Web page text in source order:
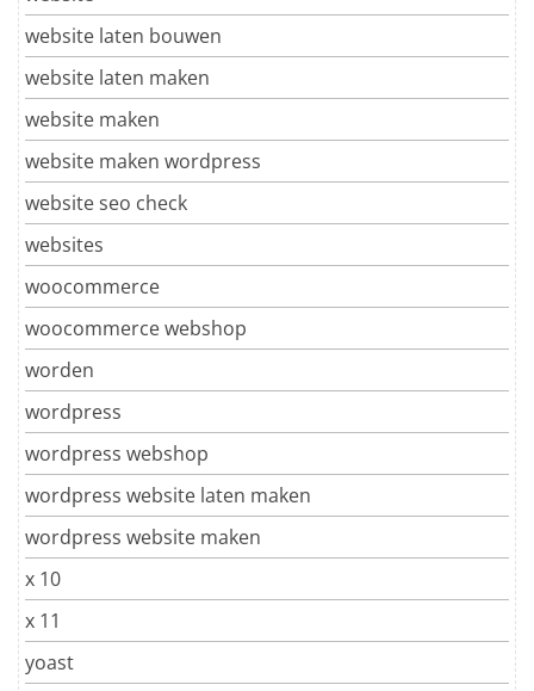
website laten bouwen
website laten maken
website maken
website maken wordpress
website seo check
websites
woocommerce
woocommerce webshop
worden
wordpress
wordpress webshop
wordpress website laten maken
wordpress website maken
x 10
x 11
yoast